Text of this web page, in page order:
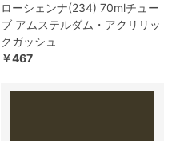
ローシェンナ(234) 70mlチュー
ブ アムステルダム・アクリリッ
クガッシュ
￥467